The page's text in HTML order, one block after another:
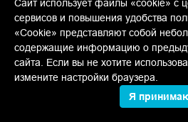
Сайт использует файлы «cookie» с
сервисов и повышения удобства
«Cookie» представляют собой
содержащие информацию о
сайта. Если вы не хотите
измените настройки браузера.
Я